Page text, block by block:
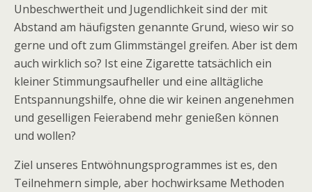
Unbeschwertheit und Jugendlichkeit sind der mit
Abstand am häufigsten genannte Grund, wieso wir so
gerne und oft zum Glimmstängel greifen. Aber ist dem
auch wirklich so? Ist eine Zigarette tatsächlich ein
kleiner Stimmungsaufheller und eine alltägliche
Entspannungshilfe, ohne die wir keinen angenehmen
und geselligen Feierabend mehr genießen können
und wollen?
Ziel unseres Entwöhnungsprogrammes ist es, den
Teilnehmern simple, aber hochwirksame Methoden